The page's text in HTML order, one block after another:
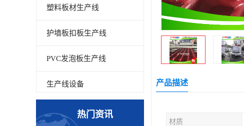
塑料板材生产线
护墙板扣板生产线
PVC发泡板生产线
生产线设备
碳晶板生产线热门资讯
产品描述
材质